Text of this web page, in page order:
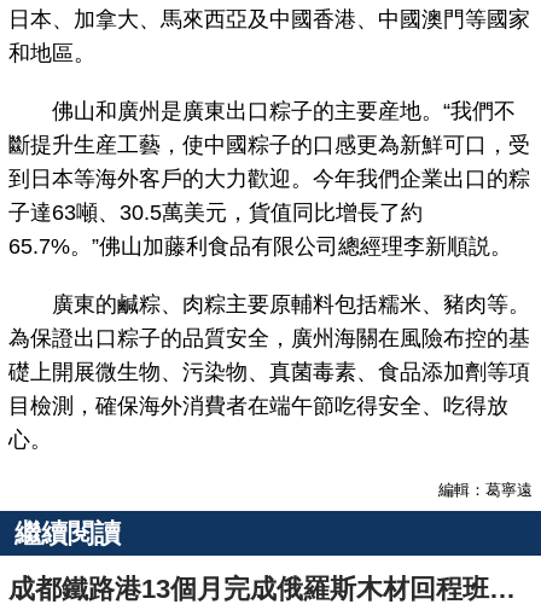
日本、加拿大、馬來西亞及中國香港、中國澳門等國家
和地區。
佛山和廣州是廣東出口粽子的主要産地。“我們不
斷提升生産工藝，使中國粽子的口感更為新鮮可口，受
到日本等海外客戶的大力歡迎。今年我們企業出口的粽
子達63噸、30.5萬美元，貨值同比增長了約
65.7%。”佛山加藤利食品有限公司總經理李新順説。
廣東的鹹粽、肉粽主要原輔料包括糯米、豬肉等。
為保證出口粽子的品質安全，廣州海關在風險布控的基
礎上開展微生物、污染物、真菌毒素、食品添加劑等項
目檢測，確保海外消費者在端午節吃得安全、吃得放
心。
編輯：葛寧遠
繼續閱讀
成都鐵路港13個月完成俄羅斯木材回程班列363列